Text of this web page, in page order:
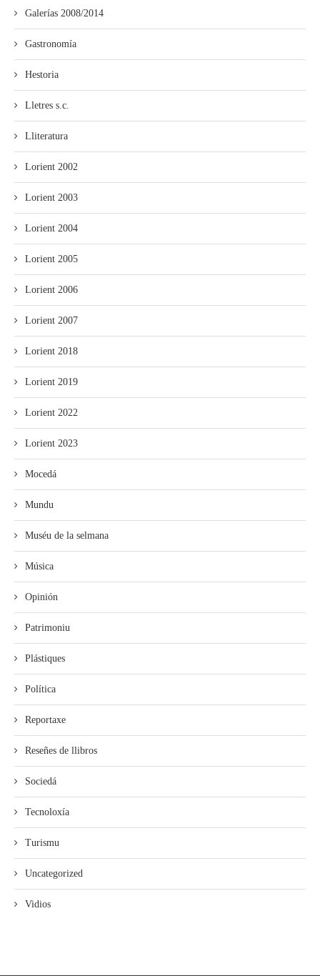
Galerías 2008/2014
Gastronomía
Hestoria
Lletres s.c.
Lliteratura
Lorient 2002
Lorient 2003
Lorient 2004
Lorient 2005
Lorient 2006
Lorient 2007
Lorient 2018
Lorient 2019
Lorient 2022
Lorient 2023
Mocedá
Mundu
Muséu de la selmana
Música
Opinión
Patrimoniu
Plástiques
Política
Reportaxe
Reseñes de llibros
Sociedá
Tecnoloxía
Turismu
Uncategorized
Vidios